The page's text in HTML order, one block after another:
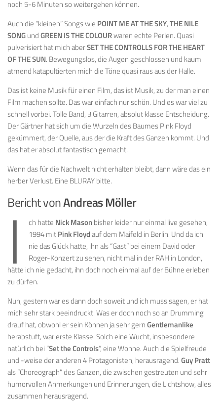
noch 5-6 Minuten so weitergehen können.
Auch die “kleinen” Songs wie POINT ME AT THE SKY,THE NILE
SONGundGREEN IS THE COLOURwaren echte Perlen. Quasi
pulverisiert hat mich aberSET THE CONTROLLS FOR THE HEART
OF THE SUN. Bewegungslos, die Augen geschlossen und kaum
atmend katapultierten mich die Töne quasi raus aus der Halle.
Das ist keine Musik für einen Film, das ist Musik, zu der man einen
Film machen sollte. Das war einfach nur schön. Und es war viel zu
schnell vorbei. Tolle Band, 3 Gitarren, absolut klasse Entscheidung.
Der Gärtner hat sich um die Wurzeln des Baumes Pink Floyd
gekümmert, der Quelle, aus der die Kraft des Ganzen kommt. Und
das hat er absolut fantastisch gemacht.
Wenn das für die Nachwelt nicht erhalten bleibt, dann wäre das ein
herber Verlust. Eine BLURAY bitte.
Bericht vonAndreas Möller
I ch hatte Nick Masonbisher leider nur einmal live gesehen,
1994 mitPink Floydauf dem Maifeld in Berlin. Und da ich
nie das Glück hatte, ihn als “Gast” bei einem David oder
Roger-Konzert zu sehen, nicht mal in der RAH in London,
hätte ich nie gedacht, ihn doch noch einmal auf der Bühne erleben
zu dürfen.
Nun, gestern war es dann doch soweit und ich muss sagen, er hat
mich sehr stark beeindruckt. Was er doch noch so an Drumming
drauf hat, obwohl er sein Können ja sehr gernGentlemanlike
herabstuft, war erste Klasse. Solch eine Wucht, insbesondere
natürlich bei “Set the Controls“, eine Wonne. Auch die Spielfreude
und -weise der anderen 4 Protagonisten, herausragend.Guy Pratt
als “Choreograph” des Ganzen, die zwischen gestreuten und sehr
humorvollen Anmerkungen und Erinnerungen, die Lichtshow, alles
zusammen herausragend.